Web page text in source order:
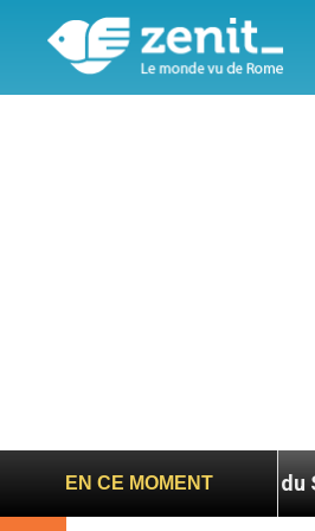
EN CE MOMENT
du Saint-Père suite